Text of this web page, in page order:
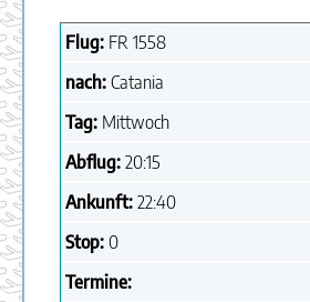
Flug: FR 1558
nach: Catania
Tag: Mittwoch
Abflug: 20:15
Ankunft: 22:40
Stop: 0
Termine: